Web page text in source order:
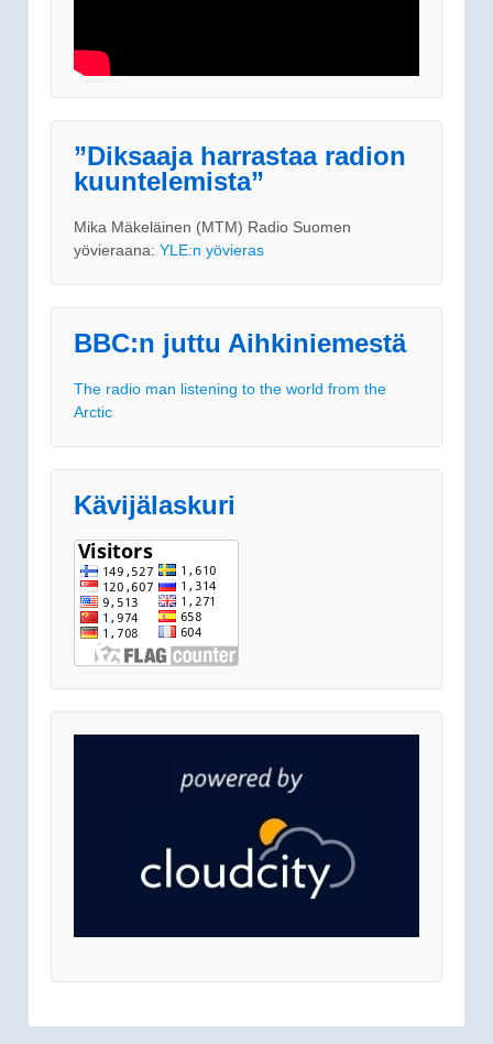
”Diksaaja harrastaa radion
kuuntelemista”
Mika Mäkeläinen (MTM) Radio Suomen
yövieraana: YLE:n yövieras
BBC:n juttu Aihkiniemestä
The radio man listening to the world from the
Arctic
Kävijälaskuri